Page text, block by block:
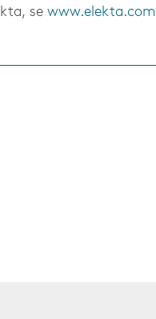
se www.elekta.com